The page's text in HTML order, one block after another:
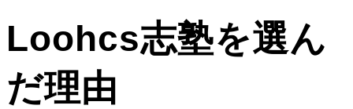
Loohcs志塾を選ん
だ理由